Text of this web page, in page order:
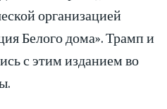
организацией
Белого дома». Трамп и
с этим изданием во